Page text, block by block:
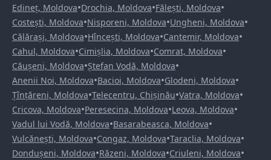
Edineț, Moldova•Drochia, Moldova•Fălești, Moldova•
Costești, Moldova•Nisporeni, Moldova•Ungheni, Moldova•
Călărași, Moldova•Hîncești, Moldova•Cantemir, Moldova•
Cahul, Moldova•Cimișlia, Moldova•Comrat, Moldova•
Căușeni, Moldova•Ștefan Vodă, Moldova•
Anenii Noi, Moldova•Bacioi, Moldova•Glodeni, Moldova•
Țînțăreni, Moldova•Telecentru, Chișinău•Vatra, Moldova•
Cricova, Moldova•Peresecina, Moldova•Leova, Moldova•
Vadul lui Vodă, Moldova•Basarabeasca, Moldova•
Vulcănești, Moldova•Congaz, Moldova•Taraclia, Moldova•
Dondușeni, Moldova•Răzeni, Moldova•Criuleni, Moldova•